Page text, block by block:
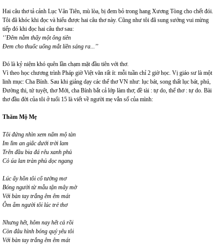
Hai câu thơ tả cảnh Lục Vân Tiên, mù lòa, bị đem bỏ trong hang Xương Tòng cho chết đói.
Tôi đã khóc khi đọc và hiểu được hai câu thơ này. Cũng như tôi đã sung sướng vui mừng
tiếp đó khi đọc hai câu thơ sau:
‘’Đêm nằm thấy một ông tiên
Đem cho thuốc uống mắt liền sáng ra...’’
Đó là kỷ niệm khó quên lần chạm mặt đầu tiên với thơ.
Vì theo học chương trình Pháp giờ Việt văn rất ít: mỗi tuần chỉ 2 giờ học. Vị giáo sư là một
linh mục: Cha Bính. Sau khi giảng dạy các thể thơ VN như: lục bát, song thất lục bát, phú,
Đường thi, tứ tuyệt, thơ Mới, cha Bính bắt cả lớp làm thơ; đề tài : tự do, thể thơ : tự do. Bài
thơ đầu đời của tôi ở tuổi 15 là viết về người mẹ vắn số của mình:
Thăm Mộ Mẹ
Tôi đứng nhìn xem nấm mộ tàn
Im lìm an giấc dưới trời lam
Trên đầu bia đá rêu xanh phủ
Cỏ úa lan tràn phủ dọc ngang
Lúc ấy hồn tôi cố tưởng mơ
Bóng người từ mẫu tận mây mờ
Với bàn tay trắng êm êm mát
Ôm ẵm người tôi lúc trẻ thơ
Nhưng hết, hôm nay hết cả rồi
Còn đâu hình bóng quý yêu tôi
Với bàn tay trắng êm êm mát